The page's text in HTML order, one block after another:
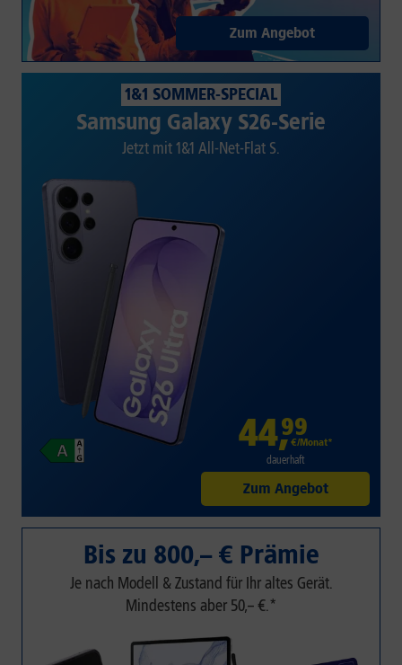
Zum Angebot
1&1 SOMMER-SPECIAL
Samsung Galaxy S26-Serie
Jetzt mit 1&1 All-Net-Flat S.
44,99
€/Monat*
dauerhaft
Zum Angebot
Bis zu 800,– € Prämie
Je nach Modell & Zustand für Ihr altes Gerät.
Mindestens aber 50,– €.*